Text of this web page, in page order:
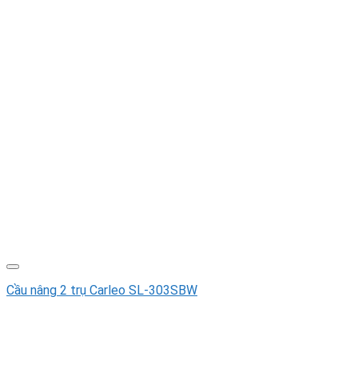
Cầu nâng 2 trụ Carleo SL-303SBW